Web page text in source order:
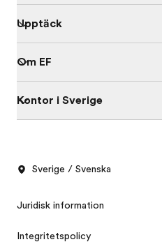
Upptäck
Om EF
Kontor i Sverige
Sverige / Svenska
Juridisk information
Integritetspolicy